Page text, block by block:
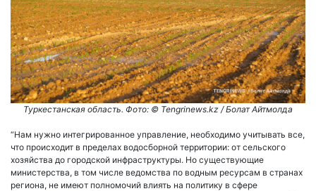
Туркестанская область. Фото: ©️ Tengrinews.kz / Болат Айтмолда
“Нам нужно интегрированное управление, необходимо учитывать все,
что происходит в пределах водосборной территории: от сельского
хозяйства до городской инфраструктуры. Но существующие
министерства, в том числе ведомства по водным ресурсам в странах
региона, не имеют полномочий влиять на политику в сфере